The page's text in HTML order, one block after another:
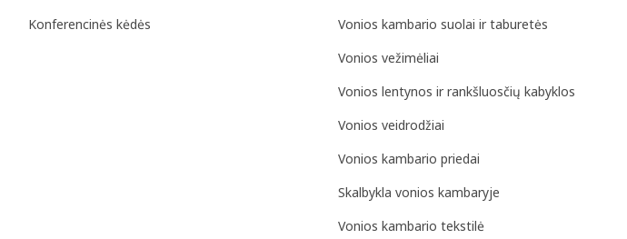
Konferencinės kėdės
Vonios kambario suolai ir taburetės
Vonios vežimėliai
Vonios lentynos ir rankšluosčių kabyklos
Vonios veidrodžiai
Vonios kambario priedai
Skalbykla vonios kambaryje
Vonios kambario tekstilė